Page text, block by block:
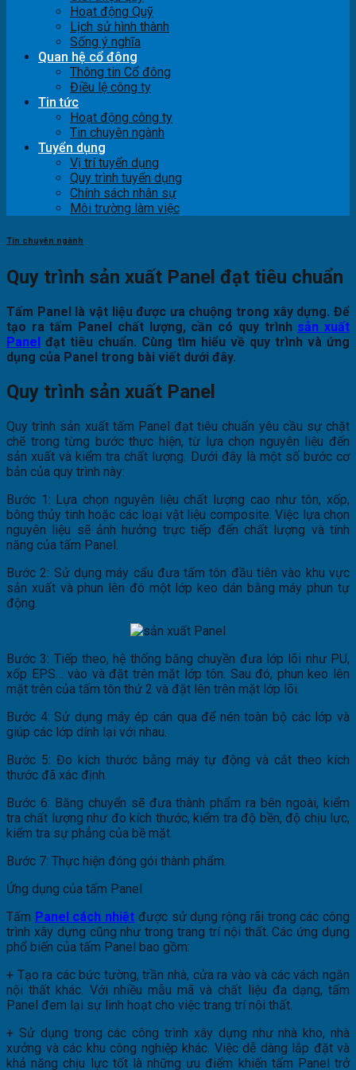
Hoạt động Quỹ
Lịch sử hình thành
Sống ý nghĩa
Quan hệ cổ đông
Thông tin Cổ đông
Điều lệ công ty
Tin tức
Hoạt động công ty
Tin chuyên ngành
Tuyển dụng
Vị trí tuyển dụng
Quy trình tuyển dụng
Chính sách nhân sự
Môi trường làm việc
Tin chuyên ngành
Quy trình sản xuất Panel đạt tiêu chuẩn
Tấm Panel là vật liệu được ưa chuộng trong xây dựng. Để
tạo ra tấm Panel chất lượng, cần có quy trình sản xuất
Panel đạt tiêu chuẩn. Cùng tìm hiểu về quy trình và ứng
dụng của Panel trong bài viết dưới đây.
Quy trình sản xuất Panel
Quy trình sản xuất tấm Panel đạt tiêu chuẩn yêu cầu sự chặt
chẽ trong từng bước thực hiện, từ lựa chọn nguyên liệu đến
sản xuất và kiểm tra chất lượng. Dưới đây là một số bước cơ
bản của quy trình này:
Bước 1: Lựa chọn nguyên liệu chất lượng cao như tôn, xốp,
bông thủy tinh hoặc các loại vật liệu composite. Việc lựa chọn
nguyên liệu sẽ ảnh hưởng trực tiếp đến chất lượng và tính
năng của tấm Panel.
Bước 2: Sử dụng máy cẩu đưa tấm tôn đầu tiên vào khu vực
sản xuất và phun lên đó một lớp keo dán bằng máy phun tự
động.
Bước 3: Tiếp theo, hệ thống băng chuyền đưa lớp lõi như PU,
xốp EPS… vào và đặt trên mặt lớp tôn. Sau đó, phun keo lên
mặt trên của tấm tôn thứ 2 và đặt lên trên mặt lớp lõi.
Bước 4: Sử dụng máy ép cán qua để nén toàn bộ các lớp và
giúp các lớp dính lại với nhau.
Bước 5: Đo kích thước bằng máy tự động và cắt theo kích
thước đã xác định.
Bước 6: Băng chuyển sẽ đưa thành phẩm ra bên ngoài, kiểm
tra chất lượng như đo kích thước, kiểm tra độ bền, độ chịu lực,
kiểm tra sự phẳng của bề mặt.
Bước 7: Thực hiện đóng gói thành phẩm.
Ứng dụng của tấm Panel
Tấm Panel cách nhiệt được sử dụng rộng rãi trong các công
trình xây dựng cũng như trong trang trí nội thất. Các ứng dụng
phổ biến của tấm Panel bao gồm:
+ Tạo ra các bức tường, trần nhà, cửa ra vào và các vách ngăn
nội thất khác. Với nhiều mẫu mã và chất liệu đa dạng, tấm
Panel đem lại sự linh hoạt cho việc trang trí nội thất.
+ Sử dụng trong các công trình xây dựng như nhà kho, nhà
xưởng và các khu công nghiệp khác. Việc dễ dàng lắp đặt và
khả năng chịu lực tốt là những ưu điểm khiến tấm Panel trở